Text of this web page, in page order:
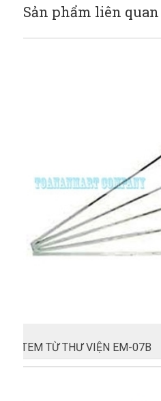
Sản phẩm liên quan
TEM TỪ THƯ VIỆN EM-07B